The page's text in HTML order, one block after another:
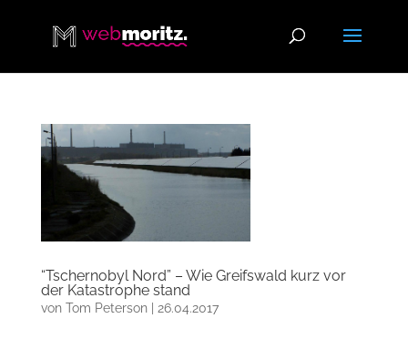
“Tschernobyl Nord” – Wie Greifswald kurz vor
der Katastrophe stand
von Tom Peterson| 26.04.2017